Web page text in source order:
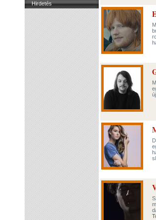
Hirdetés